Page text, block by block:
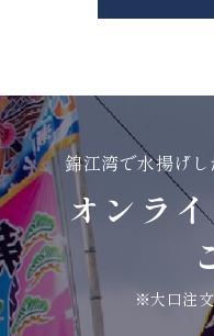
錦江湾で水揚げ
オンラ
※大口注